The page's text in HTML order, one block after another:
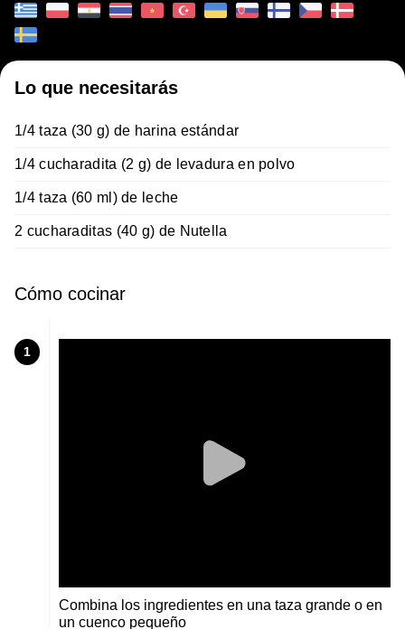
Lo que necesitarás
1/4 taza (30 g) de harina estándar
1/4 cucharadita (2 g) de levadura en polvo
1/4 taza (60 ml) de leche
2 cucharaditas (40 g) de Nutella
Cómo cocinar
1
Combina los ingredientes en una taza grande o en
un cuenco pequeño